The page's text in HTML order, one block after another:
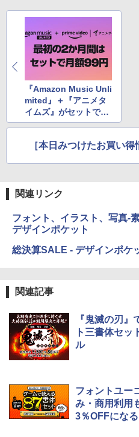
Robloxギ
定バーチ
インゲー
ラインコー
￥1,600
Windows
ト): Java
ンコード版
￥3,600
1冊ですべ
bデザイ
￥2,326
FM
ードウェ
ェクトリ
￥27,980
Amazon
ージ、防
イ、色調
テリー、
売)
￥31,980
New
レージ、
『Amazon Music Unli
mited』＋『アニメタ
イムズ』がセットでお
得！ 月額99円×2カ月
［本日みつけたお買い
関連リンク
フォント、イラスト、写真-
デザインポケット
総決算SALE - デザインポケ
関連記事
『鬼滅の刃
ト三書体セッ
ル
フォントユー
み・商用利用
3％OFFにな